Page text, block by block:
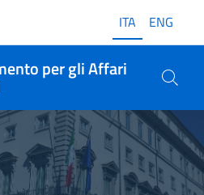
ITA ENG
per gli Affari